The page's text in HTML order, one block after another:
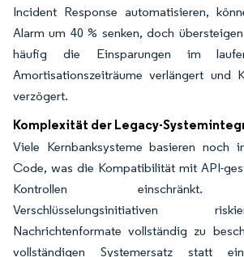
Incident Response automatisieren,
Alarm um 40 % senken, doch
häufig die Einsparungen im
Amortisationszeiträume verlängert und
verzögert.
Komplexität der Legacy-
Viele Kernbanksysteme basieren noch
Code, was die Kompatibilität mit API-
Kontrollen einschränkt.
Verschlüsselungsinitiativen
Nachrichtenformate vollständig zu
vollständigen Systemersatz statt